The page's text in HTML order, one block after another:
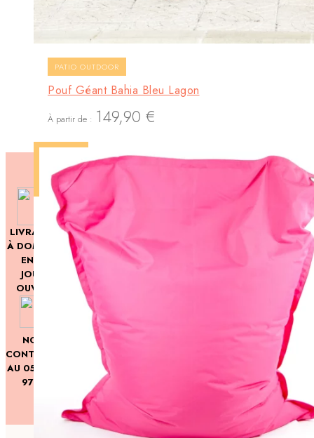
PATIO OUTDOOR
Pouf Géant Bahia Bleu Lagon
À partir de : 149,90 €
LIVRAISON
À DOMICILE
EN 3-5
JOURS
OUVRÉS
14 JOURS
POUR
CHANGER
D'AVIS
NOUS
CONTACTER
AU 05 86 86
97 20
LIVRAISON
GRATUITE